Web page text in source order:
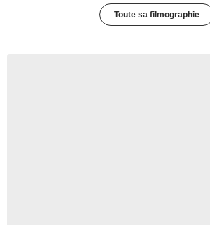
Toute sa filmographie